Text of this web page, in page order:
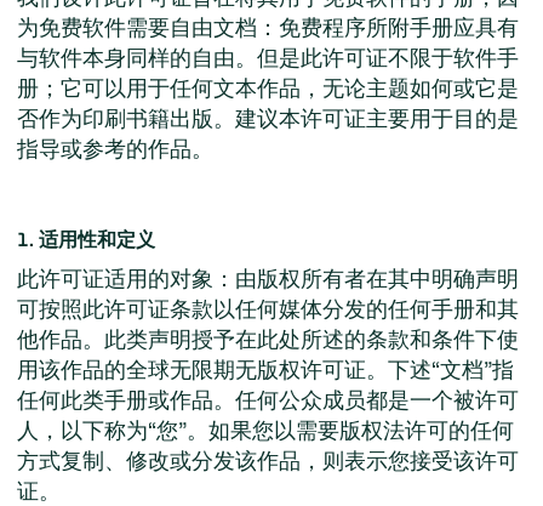
为免费软件需要自由文档：免费程序所附手册应具有
与软件本身同样的自由。但是此许可证不限于软件手
册；它可以用于任何文本作品，无论主题如何或它是
否作为印刷书籍出版。建议本许可证主要用于目的是
指导或参考的作品。
1. 适用性和定义
此许可证适用的对象：由版权所有者在其中明确声明
可按照此许可证条款以任何媒体分发的任何手册和其
他作品。此类声明授予在此处所述的条款和条件下使
用该作品的全球无限期无版权许可证。下述“文档”指
任何此类手册或作品。任何公众成员都是一个被许可
人，以下称为“您”。如果您以需要版权法许可的任何
方式复制、修改或分发该作品，则表示您接受该许可
证。